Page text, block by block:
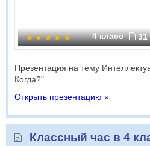
4 класс 31
Презентация на тему
Когда?"
Открыть презентацию »
Классный час в 4